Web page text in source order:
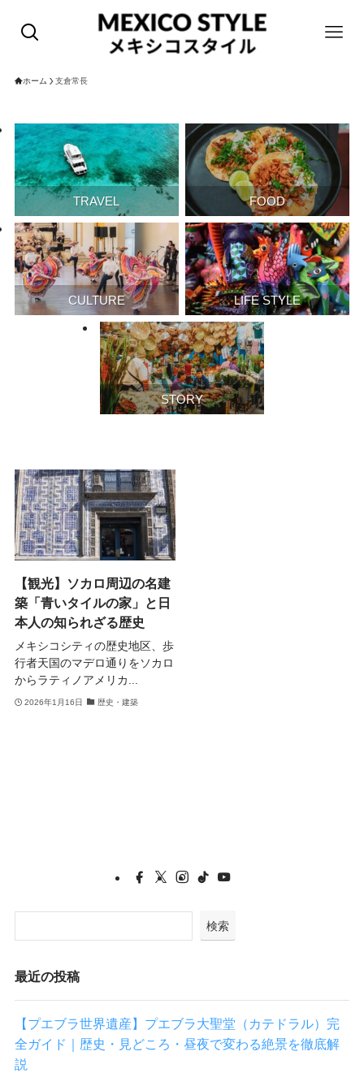
ホーム 支倉常長
TRAVEL FOOD
CULTURE LIFE STYLE
STORY
【観光】ソカロ周辺の名建
築「青いタイルの家」と日
本人の知られざる歴史
メキシコシティの歴史地区、歩
行者天国のマデロ通りをソカロ
からラティノアメリカ...
2026年1月16日 歴史・建築
検索
最近の投稿
【プエブラ世界遺産】プエブラ大聖堂（カテドラル）完
全ガイド｜歴史・見どころ・昼夜で変わる絶景を徹底解
説